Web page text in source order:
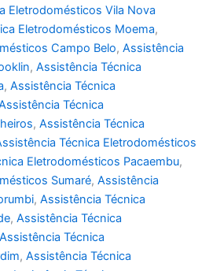
Eletrodomésticos Vila Nova
Eletrodomésticos Moema,
Campo Belo, Assistência
, Assistência Técnica
, Assistência Técnica
Técnica
, Assistência Técnica
Técnica Eletrodomésticos
Eletrodomésticos Pacaembu,
Sumaré, Assistência
, Assistência Técnica
, Assistência Técnica
Assistência Técnica
, Assistência Técnica